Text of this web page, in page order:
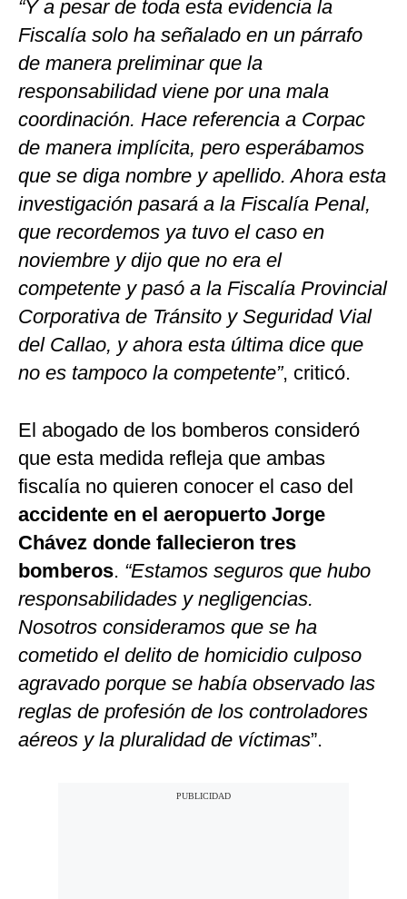
“Y a pesar de toda esta evidencia la
Fiscalía solo ha señalado en un párrafo
de manera preliminar que la
responsabilidad viene por una mala
coordinación. Hace referencia a Corpac
de manera implícita, pero esperábamos
que se diga nombre y apellido. Ahora esta
investigación pasará a la Fiscalía Penal,
que recordemos ya tuvo el caso en
noviembre y dijo que no era el
competente y pasó a la Fiscalía Provincial
Corporativa de Tránsito y Seguridad Vial
del Callao, y ahora esta última dice que
no es tampoco la competente”, criticó.
El abogado de los bomberos consideró
que esta medida refleja que ambas
fiscalía no quieren conocer el caso del
accidente en el aeropuerto Jorge
Chávez donde fallecieron tres
bomberos. “Estamos seguros que hubo
responsabilidades y negligencias.
Nosotros consideramos que se ha
cometido el delito de homicidio culposo
agravado porque se había observado las
reglas de profesión de los controladores
aéreos y la pluralidad de víctimas”.